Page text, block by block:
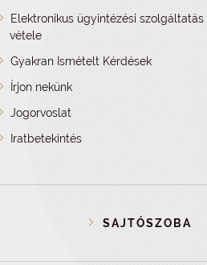
Elektronikus ügyintézési
vétele
Gyakran Ismételt Kérdések
Írjon nekünk
Jogorvoslat
Iratbetekintés
SAJTÓSZOBA